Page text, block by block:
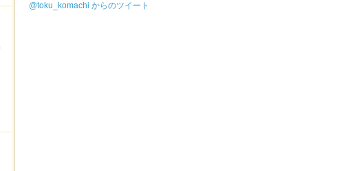
@toku_komachi からのツイート